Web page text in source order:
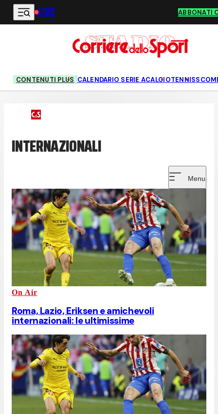
Vai al contenuto principale
LIVE ABBONATI
CONTENUTI PLUS CALENDARIO SERIE ACALCIOTENNIS
INTERNAZIONALI
Menu
On Air
Roma, Lazio, Eriksen e amichevoli
internazionali: le ultimissime